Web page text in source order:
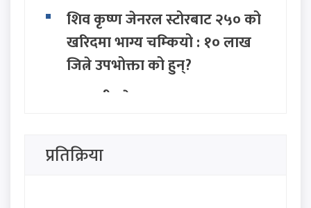
शिव कृष्ण जेनरल स्टोरबाट २५० को
खरिदमा भाग्य चम्कियो : १० लाख
जित्ने उपभोक्ता को हुन्?
बागमती प्रदेश सरकार गठनमा
विचारविनाको पार्टी दिशाहीन
प्रतिक्रिया